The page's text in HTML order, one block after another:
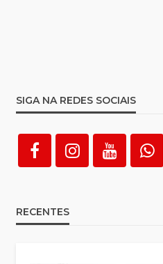
SIGA NA REDES SOCIAIS
RECENTES